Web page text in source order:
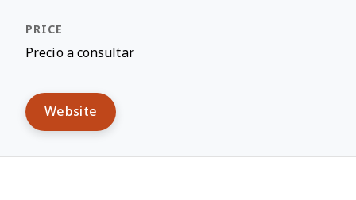
Precio a consultar
Website